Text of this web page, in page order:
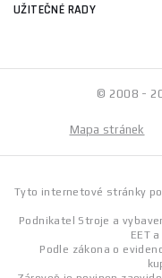
UŽITEČNÉ RADY
© 2008 -
Mapa stránek
Tyto internetové stránky
Podnikatel Stroje a
EET
Podle zákona o